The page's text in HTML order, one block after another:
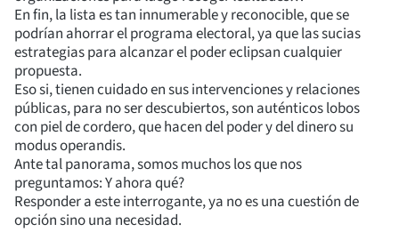
En fin, la lista es tan innumerable y reconocible, que se
podrían ahorrar el programa electoral, ya que las sucias
estrategias para alcanzar el poder eclipsan cualquier
propuesta.
Eso si, tienen cuidado en sus intervenciones y relaciones
públicas, para no ser descubiertos, son auténticos lobos
con piel de cordero, que hacen del poder y del dinero su
modus operandis.
Ante tal panorama, somos muchos los que nos
preguntamos: Y ahora qué?
Responder a este interrogante, ya no es una cuestión de
opción sino una necesidad.